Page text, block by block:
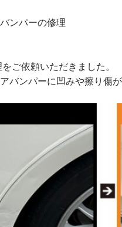
ンパーの修理
ご依頼いただきました。
バンパーに凹みや擦り傷が